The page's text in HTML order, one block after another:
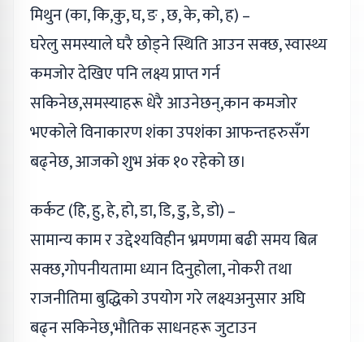
मिथुन (का, कि,कु, घ, ङ , छ, के, को, ह) –
घरेलु समस्याले घरै छोड्ने स्थिति आउन सक्छ, स्वास्थ्य
कमजोर देखिए पनि लक्ष्य प्राप्त गर्न
सकिनेछ,समस्याहरू धेरै आउनेछन्,कान कमजोर
भएकोले विनाकारण शंका उपशंका आफन्तहरुसँग
बढ्नेछ, आजको शुभ अंक १० रहेको छ।
कर्कट (हि, हु, हे, हो, डा, डि, डु, डे, डो) –
सामान्य काम र उद्देश्यविहीन भ्रमणमा बढी समय बित्न
सक्छ,गोपनीयतामा ध्यान दिनुहोला, नोकरी तथा
राजनीतिमा बुद्धिको उपयोग गरे लक्ष्यअनुसार अघि
बढ्न सकिनेछ,भौतिक साधनहरू जुटाउन